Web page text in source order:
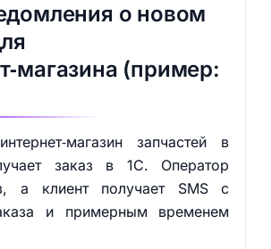
о новом
(пример:
запчастей в
заказ в 1С. Оператор
а клиент получает SMS с
и примерным временем